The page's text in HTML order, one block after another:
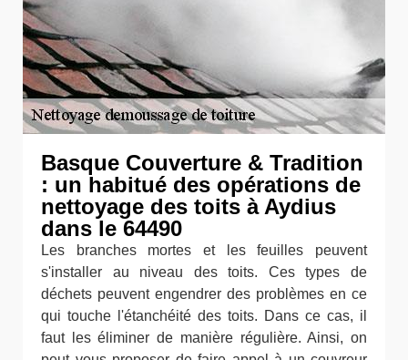
Basque Couverture & Tradition
: un habitué des opérations de
nettoyage des toits à Aydius
dans le 64490
Les branches mortes et les feuilles peuvent
s'installer au niveau des toits. Ces types de
déchets peuvent engendrer des problèmes en ce
qui touche l'étanchéité des toits. Dans ce cas, il
faut les éliminer de manière régulière. Ainsi, on